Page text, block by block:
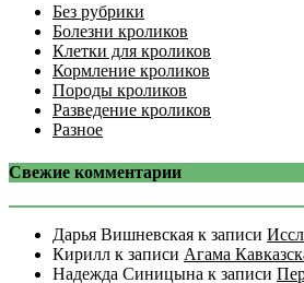
Без рубрики
Болезни кроликов
Клетки для кроликов
Кормление кроликов
Породы кроликов
Разведение кроликов
Разное
Свежие комментарии
Дарья Вишневская к записи
Кирилл к записи Агама
Надежда Синицына к записи